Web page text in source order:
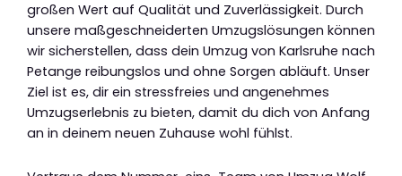
großen Wert auf Qualität und Zuverlässigkeit. Durch
unsere maßgeschneiderten Umzugslösungen können
wir sicherstellen, dass dein Umzug von Karlsruhe nach
Petange reibungslos und ohne Sorgen abläuft. Unser
Ziel ist es, dir ein stressfreies und angenehmes
Umzugserlebnis zu bieten, damit du dich von Anfang
an in deinem neuen Zuhause wohl fühlst.